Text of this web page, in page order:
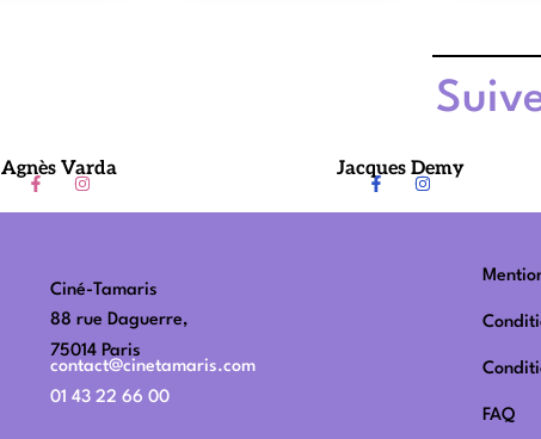
Agnès Varda Jacques Demy
Ciné-Tamaris
88 rue Daguerre,
75014 Paris
contact@cinetamaris.com
01 43 22 66 00
FAQ